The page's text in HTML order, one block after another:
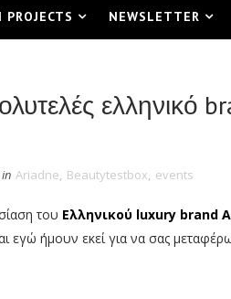
NEWSLETTER
ελληνικό
in Ariadne, Beautytestbox, events
του Ελληνικού luxury brand
εγώ ήμουν εκεί για να σας